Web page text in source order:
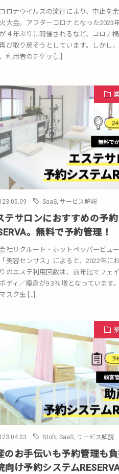
ロナウイルスの流行により、中止を
大会。アフターコロナとなった2023
４年ぶりに開催されるなど、コロナ
び取り戻そうとしています。しかし
利用者のチケッ […]
SaaS,サービス解説
テサロンにおすすめの予
。無料で予約管理！
社リクルート・ホットペッパービュ
美容センサス」によると、2022年に
のエステ利用回数は、前年比でフェ
ディ／痩身が9.3％増となっています
スク生 […]
BtoB,SaaS, サービス解説
のお手伝いも予約管理も
向け予約システム